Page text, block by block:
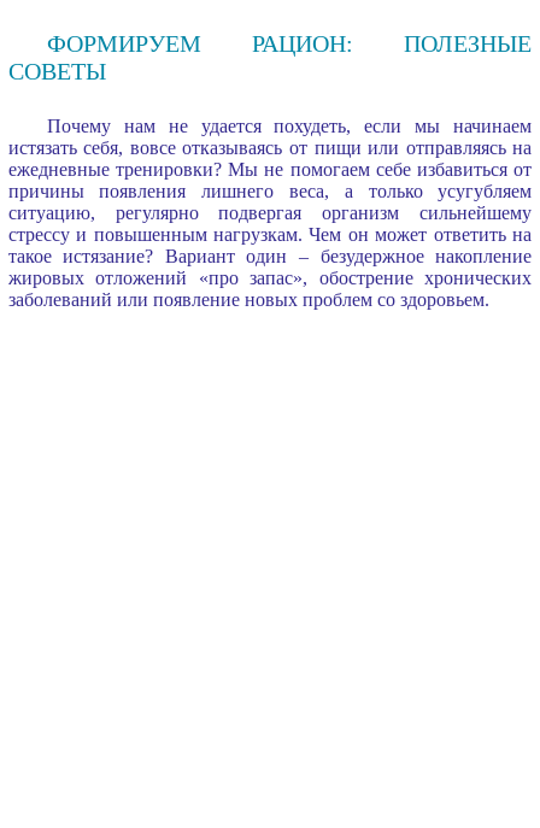
ФОРМИРУЕМ РАЦИОН: ПОЛЕЗНЫЕ
СОВЕТЫ
Почему нам не удается похудеть, если мы начинаем
истязать себя, вовсе отказываясь от пищи или отправляясь на
ежедневные тренировки? Мы не помогаем себе избавиться от
причины появления лишнего веса, а только усугубляем
ситуацию, регулярно подвергая организм сильнейшему
стрессу и повышенным нагрузкам. Чем он может ответить на
такое истязание? Вариант один – безудержное накопление
жировых отложений «про запас», обострение хронических
заболеваний или появление новых проблем со здоровьем.